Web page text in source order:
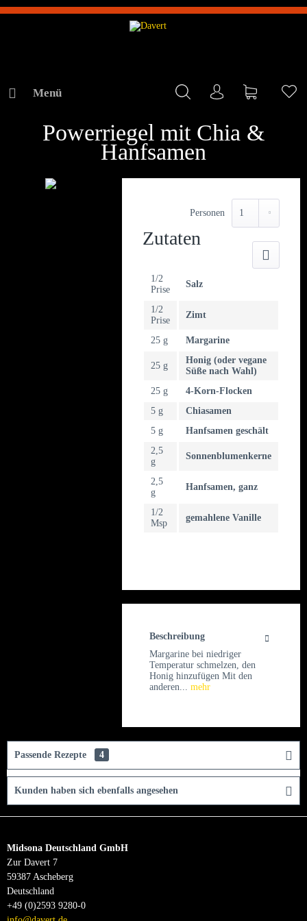
Menü Mein KontoWarenkorb
REZEPTEPowerriegel mit Chia &
Hanfsamen
Personen
Zutaten
1/2
Prise
Salz
1/2
Prise
Zimt
25 g Margarine
25 g
Honig (oder vegane
Süße nach Wahl)
25 g
4-Korn-Flocken
5 g
Chiasamen
5 g
Hanfsamen geschält
2,5
g
Sonnenblumenkerne
2,5
g
Hanfsamen, ganz
1/2
Msp
gemahlene Vanille
Beschreibung
Margarine bei niedriger
Temperatur schmelzen, den
Honig hinzufügen Mit den
anderen... mehr
Passende Rezepte 4
Kunden haben sich ebenfalls angesehen
Midsona Deutschland GmbH
Zur Davert 7
59387 Ascheberg
Deutschland
+49 (0)2593 9280-0